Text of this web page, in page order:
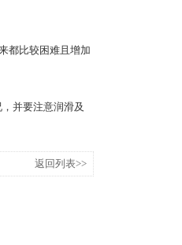
都比较困难且增加
并要注意润滑及
返回列表>>